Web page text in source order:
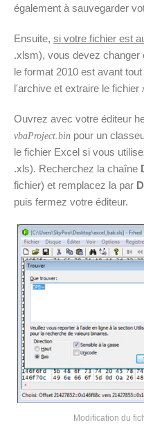
également à sauvegarder
Ensuite, si votre fichier est
.xlsm), vous devez changer
le format 2010 est avant
l'archive et extraire le fichier
Ouvrez avec votre éditeur
vbaProject.bin pour un
le fichier Excel si vous
.xls). Recherchez la chaîne
fichier) et remplacez la par
puis fermez votre éditeur.
Modification du